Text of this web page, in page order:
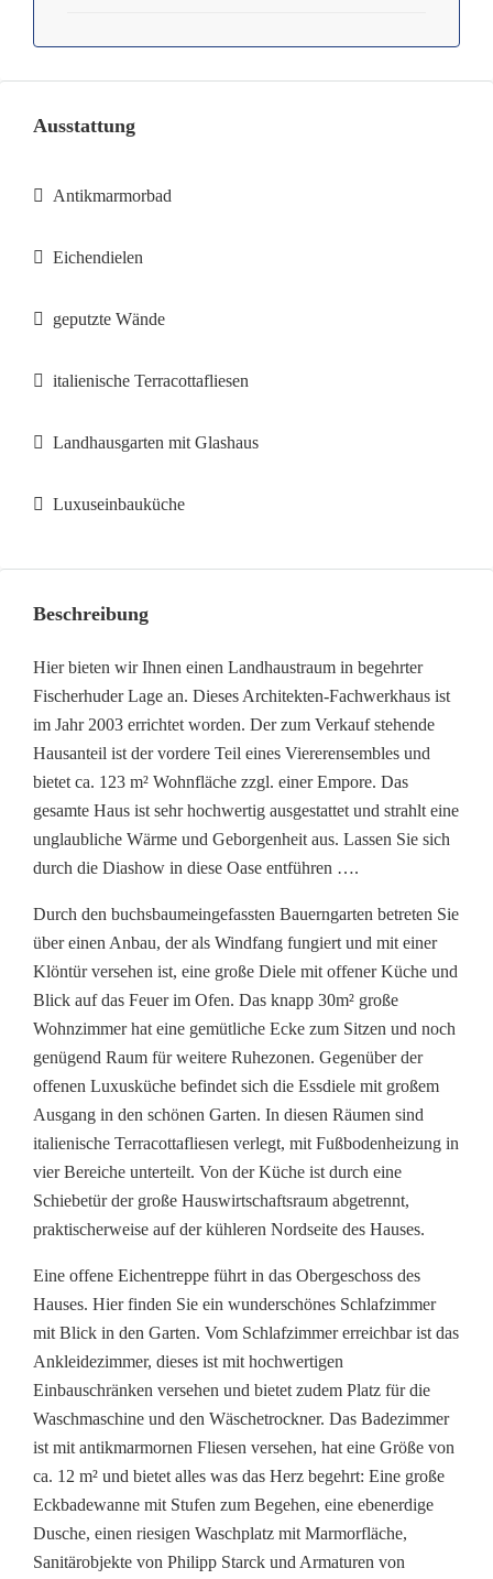
Ausstattung
Antikmarmorbad
Eichendielen
geputzte Wände
italienische Terracottafliesen
Landhausgarten mit Glashaus
Luxuseinbauküche
Beschreibung
Hier bieten wir Ihnen einen Landhaustraum in begehrter
Fischerhuder Lage an. Dieses Architekten-Fachwerkhaus ist
im Jahr 2003 errichtet worden. Der zum Verkauf stehende
Hausanteil ist der vordere Teil eines Viererensembles und
bietet ca. 123 m² Wohnfläche zzgl. einer Empore. Das
gesamte Haus ist sehr hochwertig ausgestattet und strahlt eine
unglaubliche Wärme und Geborgenheit aus. Lassen Sie sich
durch die Diashow in diese Oase entführen ….
Durch den buchsbaumeingefassten Bauerngarten betreten Sie
über einen Anbau, der als Windfang fungiert und mit einer
Klöntür versehen ist, eine große Diele mit offener Küche und
Blick auf das Feuer im Ofen. Das knapp 30m² große
Wohnzimmer hat eine gemütliche Ecke zum Sitzen und noch
genügend Raum für weitere Ruhezonen. Gegenüber der
offenen Luxusküche befindet sich die Essdiele mit großem
Ausgang in den schönen Garten. In diesen Räumen sind
italienische Terracottafliesen verlegt, mit Fußbodenheizung in
vier Bereiche unterteilt. Von der Küche ist durch eine
Schiebetür der große Hauswirtschaftsraum abgetrennt,
praktischerweise auf der kühleren Nordseite des Hauses.
Eine offene Eichentreppe führt in das Obergeschoss des
Hauses. Hier finden Sie ein wunderschönes Schlafzimmer
mit Blick in den Garten. Vom Schlafzimmer erreichbar ist das
Ankleidezimmer, dieses ist mit hochwertigen
Einbauschränken versehen und bietet zudem Platz für die
Waschmaschine und den Wäschetrockner. Das Badezimmer
ist mit antikmarmornen Fliesen versehen, hat eine Größe von
ca. 12 m² und bietet alles was das Herz begehrt: Eine große
Eckbadewanne mit Stufen zum Begehen, eine ebenerdige
Dusche, einen riesigen Waschplatz mit Marmorfläche,
Sanitärobjekte von Philipp Starck und Armaturen von